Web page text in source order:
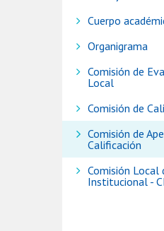
Cuerpo
Organigrama
Comisión de
Local
Comisión de
Comisión de
Calificación
Comisión Local
Institucional -